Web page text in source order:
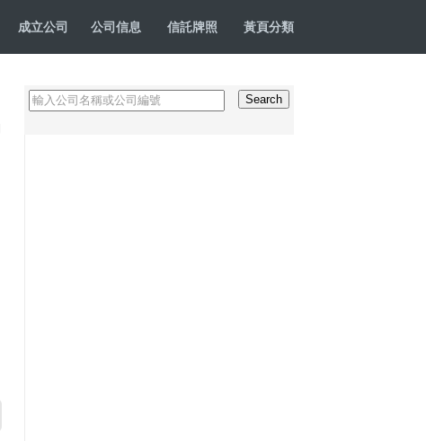
成立公司 公司信息 信託牌照 黃頁分類